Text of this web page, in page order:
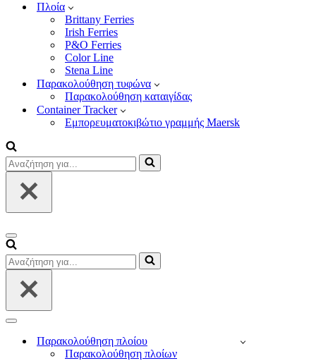
Πλοία
Brittany Ferries
Irish Ferries
P&O Ferries
Color Line
Stena Line
Παρακολούθηση τυφώνα
Παρακολούθηση καταιγίδας
Container Tracker
Εμπορευματοκιβώτιο γραμμής Maersk
Αναζήτηση
για...
Μενού
πλοήγησης
Αναζήτηση
για...
Μενού
πλοήγησηςΠαρακολούθηση πλοίου
Παρακολούθηση πλοίων